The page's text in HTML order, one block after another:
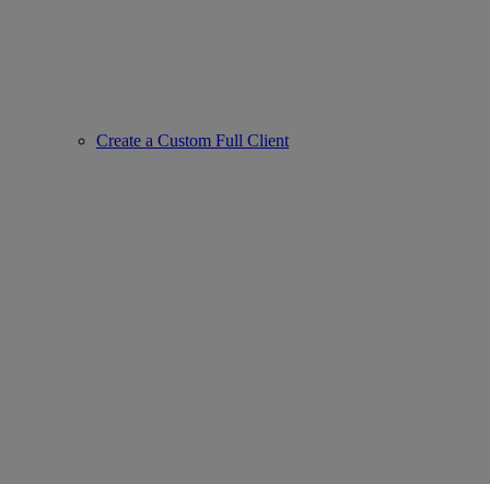
Create a Custom Full Client